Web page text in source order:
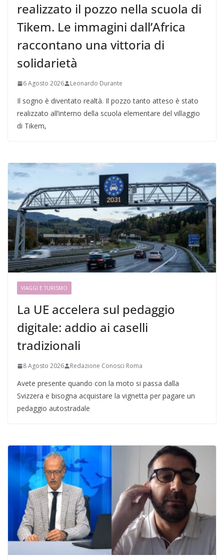
realizzato il pozzo nella scuola di
Tikem. Le immagini dall’Africa
raccontano una vittoria di
solidarietà
6 Agosto 2026 Leonardo Durante
Il sogno è diventato realtà. Il pozzo tanto atteso è stato
realizzato all’interno della scuola elementare del villaggio
di Tikem,
VIAGGI E TURISMO
La UE accelera sul pedaggio
digitale: addio ai caselli
tradizionali
8 Agosto 2026 Redazione Conosci Roma
Avete presente quando con la moto si passa dalla
Svizzera e bisogna acquistare la vignetta per pagare un
pedaggio autostradale